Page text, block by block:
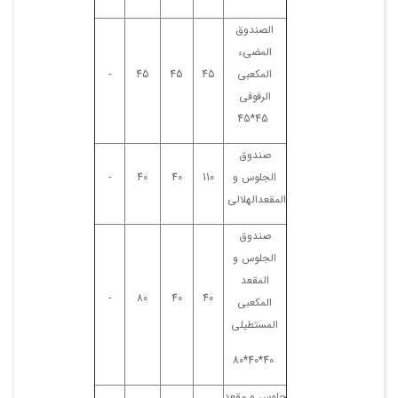
الصندوق
المضیء
المکعبی
الرفوفی
45
45
45
-
صندوق
الجلوس و
المقعدالهلالی
110
40
40
-
صندوق
الجلوس و
المقعد
المکعبی
المستطیلی
40*40*80
40
40
80
-